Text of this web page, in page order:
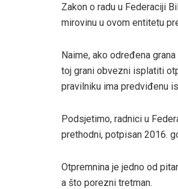
Zakon o radu u Federaciji
mirovinu u ovom entitetu
Naime, ako određena
toj grani obvezni isplatiti
pravilniku ima predviđenu
Podsjetimo, radnici u
prethodni, potpisan 2016.
Otpremnina je jedno od
a što porezni tretman.